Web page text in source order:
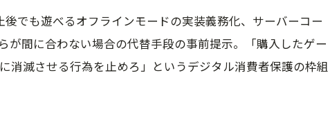
でも遊べるオフラインモードの実装義務化、サーバーコー
が間に合わない場合の代替手段の事前提示。「購入したゲー
消滅させる行為を止めろ」というデジタル消費者保護の枠組